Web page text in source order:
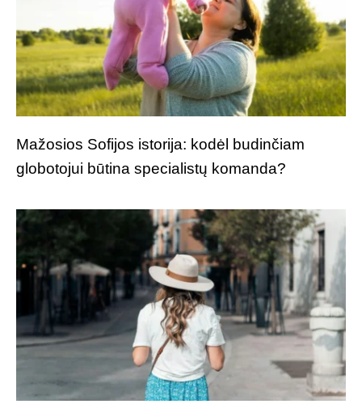
Mažosios Sofijos istorija: kodėl budinčiam
globotojui būtina specialistų komanda?